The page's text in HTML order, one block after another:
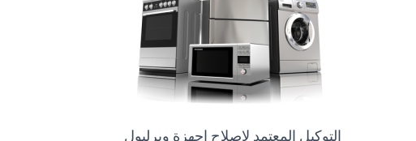
التوكيل المعتمد لاصلاح اجهزة ويرلبول